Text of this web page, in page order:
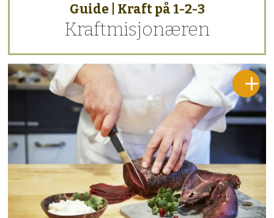
Guide | Kraft på 1-2-3
Kraftmisjonæren